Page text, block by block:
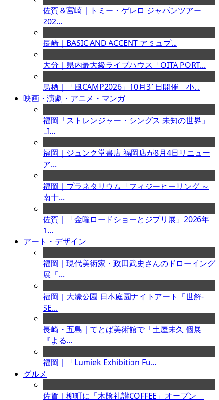
佐賀＆宮崎｜トミー・ゲレロ ジャパンツアー
202...
長崎｜BASIC AND ACCENT アミュプ...
大分｜県内最大級ライブハウス「OITA PORT...
鳥栖｜「風CAMP2026」10月31日開催 小...
映画・演劇・アニメ・マンガ
福岡「ストレンジャー・シングス 未知の世界」
LI...
福岡｜ジュンク堂書店 福岡店が8月4日リニュー
ア...
福岡｜プラネタリウム「フィジーヒーリング ～
南十...
佐賀｜「金曜ロードショーとジブリ展」2026年
1...
アート・デザイン
福岡｜現代美術家・政田武史さんのドローイング
展「...
福岡｜大濠公園 日本庭園ナイトアート「世解-
SE...
長崎・五島｜てとば美術館で「土屋未久 個展
『よる...
福岡｜「Lumiek Exhibition Fu...
グルメ
佐賀｜柳町に「木陰礼讃COFFEE」オープン